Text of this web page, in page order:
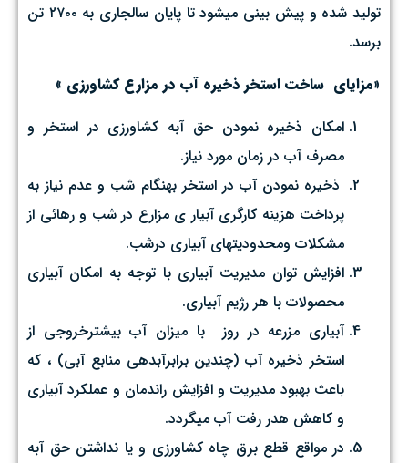
تولید شده و پیش بینی میشود تا پایان سالجاری به ۲۷۰۰ تن
برسد.
«مزاياي ساخت استخر ذخيره آب در مزارع كشاورزي »
امكان ذخيره نمودن حق آبه كشاورزي در استخر و
مصرف آب در زمان مورد نياز.
ذخيره نمودن آب در استخر بهنگام شب و عدم نياز به
پرداخت هزينه كارگري آبيار ي مزارع در شب و رهائي از
مشكلات ومحدوديتهاي آبياري درشب.
افزايش توان مديريت آبياري با توجه به امكان آبياري
محصولات با هر رژيم آبياري.
آبياري مزرعه در روز با ميزان آب بيشترخروجي از
استخر ذخيره آب (چندين برابرآبدهي منابع آبي) ، كه
باعث بهبود مديريت و افزايش راندمان و عملكرد آبياري
و کاهش هدر رفت آب ميگردد.
در مواقع قطع برق چاه كشاورزي و يا نداشتن حق آبه